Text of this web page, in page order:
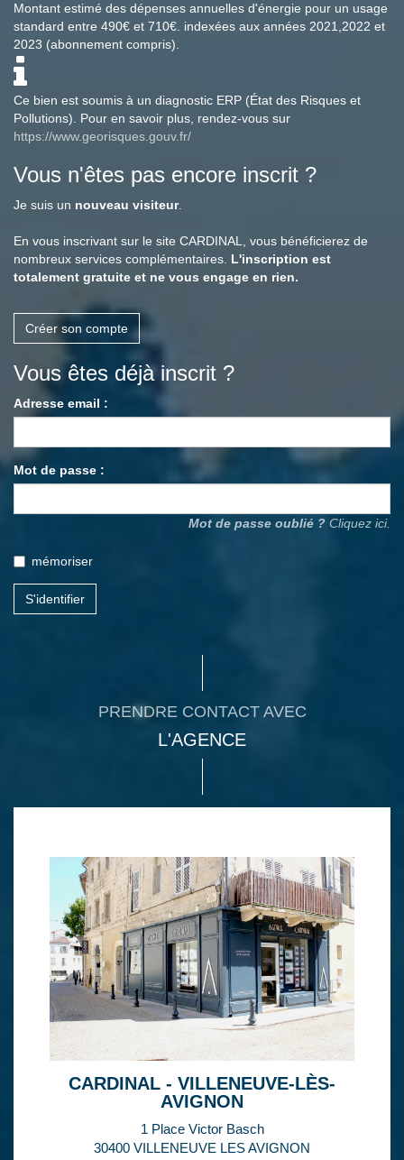
Montant estimé des dépenses annuelles d'énergie pour un usage
standard entre 490€ et 710€. indexées aux années 2021,2022 et
2023 (abonnement compris).
Ce bien est soumis à un diagnostic ERP (État des Risques et
Pollutions). Pour en savoir plus, rendez-vous sur
https://www.georisques.gouv.fr/
Vous n'êtes pas encore inscrit ?
Je suis un nouveau visiteur.
En vous inscrivant sur le site CARDINAL, vous bénéficierez de
nombreux services complémentaires. L'inscription est
totalement gratuite et ne vous engage en rien.
Créer son compte
Vous êtes déjà inscrit ?
Adresse email :
Mot de passe :
Mot de passe oublié ? Cliquez ici.
mémoriser
S'identifier
PRENDRE CONTACT AVEC
L'AGENCE
CARDINAL - VILLENEUVE-LÈS-
AVIGNON
1 Place Victor Basch
30400 VILLENEUVE LES AVIGNON